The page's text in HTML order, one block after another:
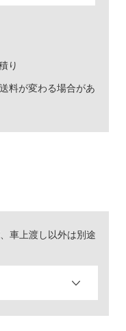
り
料が変わる場合があ
車上渡し以外は別途